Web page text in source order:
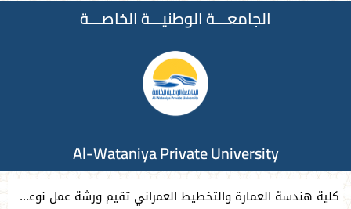
الجامعـــة الوطنيـــة الخاصـــة
Al-Wataniya Private University
كلية هندسة العمارة والتخطيط العمراني تقيم ورشة عمل نوعية نحو إعداد مشاريع تخرج معمارية مميزة